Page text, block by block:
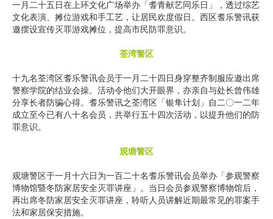
一月二十五日在上环文化广场举办「耆青献艺同乐日」，透过综艺
文化表演、摊位游戏和手工艺，让居民欢度假日。西区耆乐警讯获
邀摆设宣传灭罪游戏摊位，提高市民防罪意识。
荃湾警区
十九名荃湾区耆乐警讯会员于一月二十四日身穿整齐制服应邀出席
警察学院的结业会操。活动令他们大开眼界，亦亲自与处长曾伟雄
分享长者防骗心得。耆乐警讯之荃湾区「银隼计划」自二〇一二年
成立至今已有八十名会员，共举行五十四次活动，以提升他们的防
罪意识。
观塘警区
观塘警区于一月十六日为一百二十名耆乐警讯会员举办「参观警察
博物馆暨冬防家居安全灭罪讲座」。当日会员参观警察博物馆后，
再出席冬防家居安全灭罪讲座，聆听人员讲解近期最常见的罪案手
法和家居保安措施。